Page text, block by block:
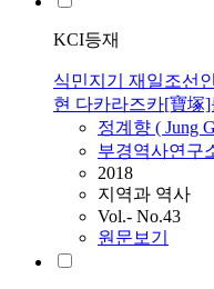
KCI등재
식민지기 재일조선
현 다카라즈카[寶塚
정계향 ( Jung
부경역사연구
2018
지역과 역사
Vol.- No.43
원문보기